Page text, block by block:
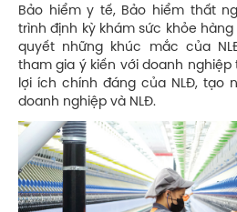
Bảo hiểm y tế, Bảo hiểm thất
trình định kỳ khám sức khỏe
quyết những khúc mắc của
tham gia ý kiến với doanh
lợi ích chính đáng của NLĐ, tạo
doanh nghiệp và NLĐ.